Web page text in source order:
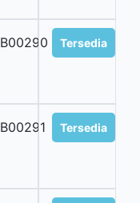
B00290 Tersedia
B00291 Tersedia